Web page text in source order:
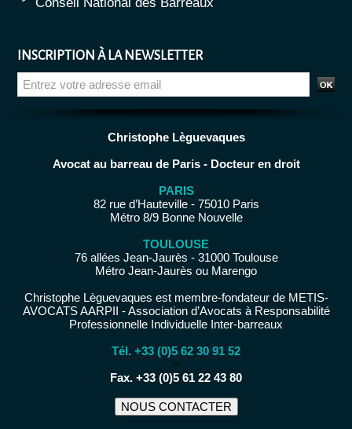
INSCRIPTION À LA NEWSLETTER
Christophe Lèguevaques
Avocat au barreau de Paris - Docteur en droit
PARIS
82 rue d’Hauteville - 75010 Paris
Métro 8/9 Bonne Nouvelle
TOULOUSE
76 allées Jean-Jaurès - 31000 Toulouse
Métro Jean-Jaurès ou Marengo
Christophe Lèguevaques est membre-fondateur de METIS-
AVOCATS AARPII - Association d’Avocats à Responsabilité
Professionnelle Individuelle Inter-barreaux
Tél. +33 (0)5 62 30 91 52
−
Fax. +33 (0)5 61 22 43 80
NOUS CONTACTER